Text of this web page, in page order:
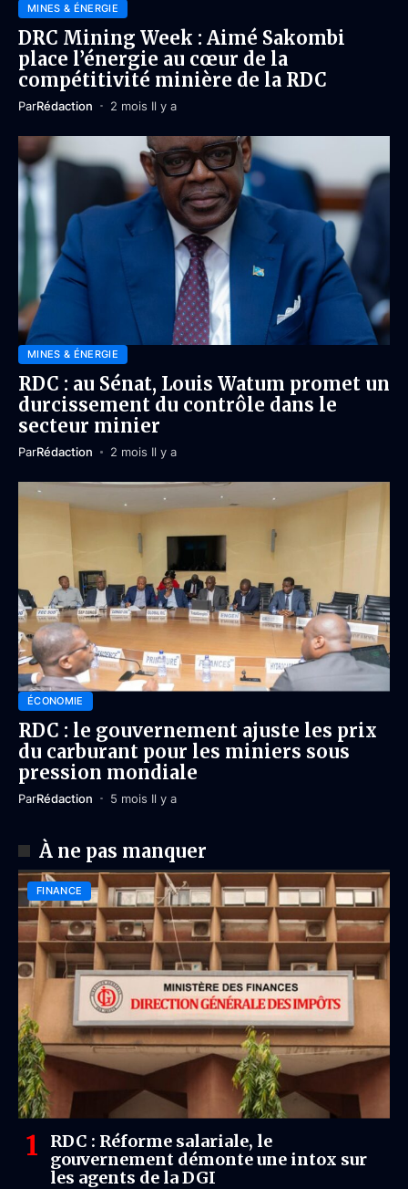
MINES & ÉNERGIE
DRC Mining Week : Aimé Sakombi
place l’énergie au cœur de la
compétitivité minière de la RDC
ParRédaction 2 mois Il y a
MINES & ÉNERGIE
RDC : au Sénat, Louis Watum promet un
durcissement du contrôle dans le
secteur minier
ParRédaction 2 mois Il y a
ÉCONOMIE
RDC : le gouvernement ajuste les prix
du carburant pour les miniers sous
pression mondiale
ParRédaction 5 mois Il y a
À ne pas manquer
FINANCE
RDC : Réforme salariale, le
gouvernement démonte une intox sur
les agents de la DGI